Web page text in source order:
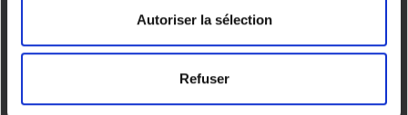
Autoriser la sélection
Refuser
Contacter le Call